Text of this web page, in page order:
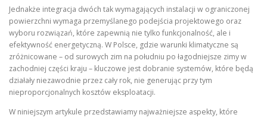
Jednakże integracja dwóch tak wymagających instalacji w ograniczonej
powierzchni wymaga przemyślanego podejścia projektowego oraz
wyboru rozwiązań, które zapewnią nie tylko funkcjonalność, ale i
efektywność energetyczną. W Polsce, gdzie warunki klimatyczne są
zróżnicowane – od surowych zim na południu po łagodniejsze zimy w
zachodniej części kraju – kluczowe jest dobranie systemów, które będą
działały niezawodnie przez cały rok, nie generując przy tym
nieproporcjonalnych kosztów eksploatacji.
W niniejszym artykule przedstawiamy najważniejsze aspekty, które